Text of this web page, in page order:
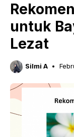
untuk
Lezat
Silmi A